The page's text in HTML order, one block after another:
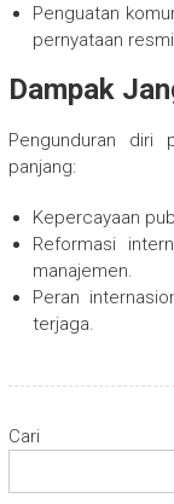
Penguatan
pernyataan
Dampak
Pengunduran diri
panjang:
Kepercayaan
Reformasi
manajemen.
Peran
terjaga.
Cari